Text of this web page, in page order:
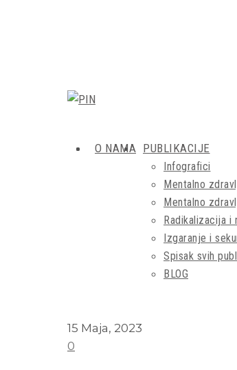
O NAMA PUBLIKACIJE
Infografici
Mentalno
Mentalno
Radikalizacija i
Izgaranje i
Spisak svih
BLOG
15 Maja, 2023
0